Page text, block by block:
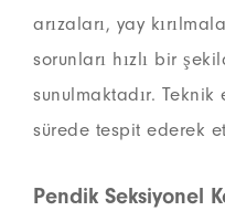
arızaları, yay
sorunları hızlı bir
sunulmaktadır. Teknik
sürede tespit ederek
Pendik Seksiyonel